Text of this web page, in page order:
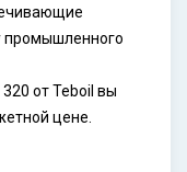
промышленного
от Teboil вы
цене.